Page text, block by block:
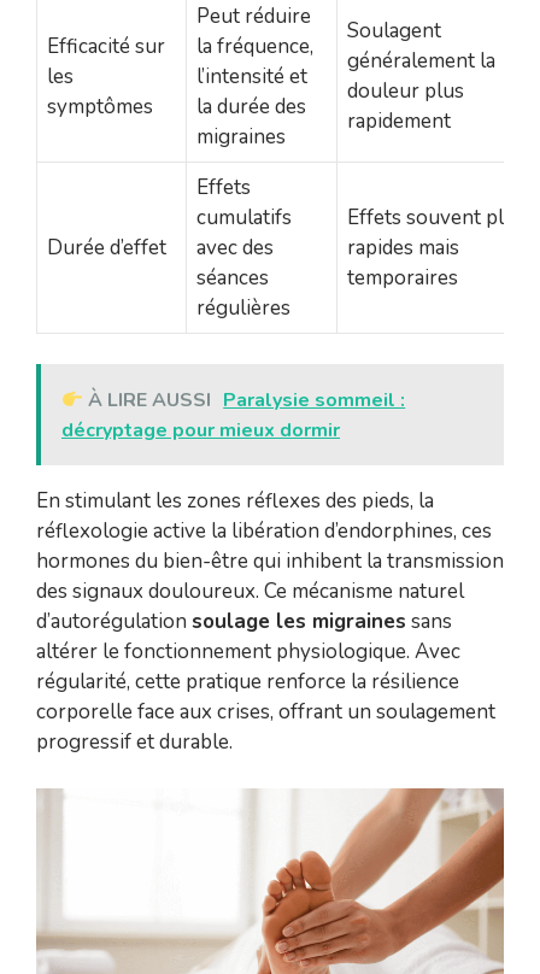
Efficacité sur
les
symptômes
Peut réduire
la fréquence,
l’intensité et
la durée des
migraines
Soulagent
généralement la
douleur plus
rapidement
Durée d’effet
Effets
cumulatifs
avec des
séances
régulières
Effets souvent plus
rapides mais
temporaires
À LIRE AUSSI Paralysie sommeil :
décryptage pour mieux dormir
En stimulant les zones réflexes des pieds, la
réflexologie active la libération d’endorphines, ces
hormones du bien-être qui inhibent la transmission
des signaux douloureux. Ce mécanisme naturel
d’autorégulation soulage les migraines sans
altérer le fonctionnement physiologique. Avec
régularité, cette pratique renforce la résilience
corporelle face aux crises, offrant un soulagement
progressif et durable.